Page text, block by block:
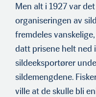
hadde organisert seg og
Men alt i 1927 var
organiseringen av
fremdeles
datt prisene helt ned
sildeeksportører
sildemengdene.
ville at de skulle bli